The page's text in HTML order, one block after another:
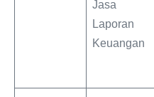
Jasa
Laporan
Keuangan